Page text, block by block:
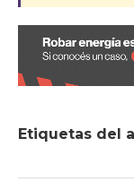
Etiquetas del